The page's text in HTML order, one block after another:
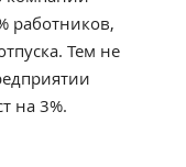
работников,
Тем не
на 3%.